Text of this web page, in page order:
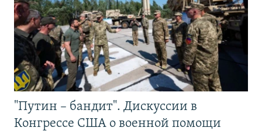
"Путин – бандит". Дискуссии в
Конгрессе США о военной помощи